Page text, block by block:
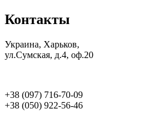
Контакты
Украина, Харьков,
ул.Сумская, д.4, оф.20
+38 (097) 716-70-09
+38 (050) 922-56-46